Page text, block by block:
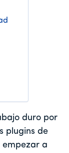
duro por
plugins de
empezar a